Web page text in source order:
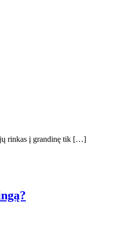
rinkas į grandinę tik […]